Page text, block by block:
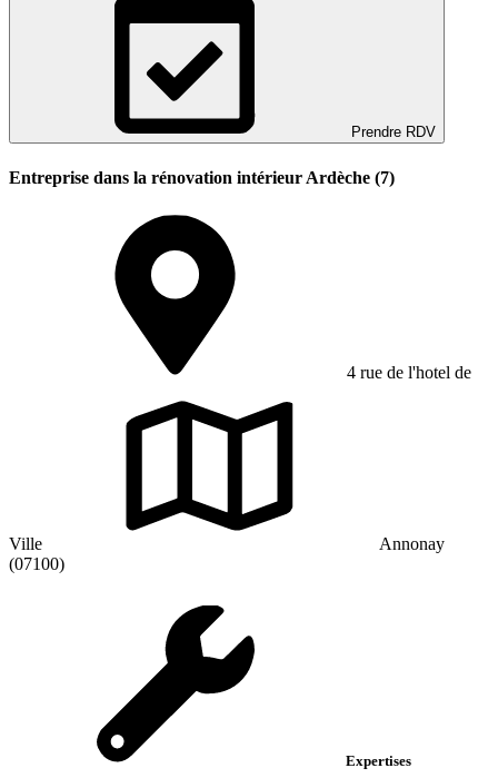
Prendre RDV
Entreprise dans la rénovation intérieur Ardèche (7)
4 rue de l'hotel de
Ville
Annonay
(07100)
Expertises